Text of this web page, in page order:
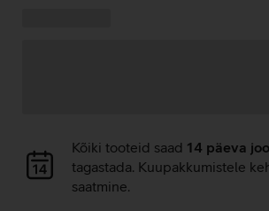
Andmete
laadimine
Kõiki tooteid saad 14 päeva
tagastada. Kuupakkumistele
saatmine.